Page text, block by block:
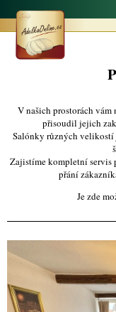
V našich prostorách
přisoudil jejich
Salónky různých
Zajistíme kompletní servis
přání
Je zde